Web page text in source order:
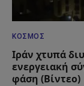
ΚΌΣΜΟΣ
Ιράν χτυπά
ενεργειακή
φάση (Βίντεο)